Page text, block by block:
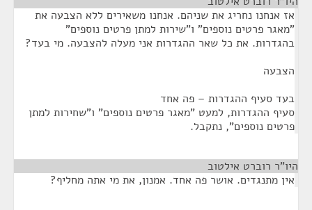
אז אנחנו נחריג את שניהם. אנחנו משאירים ללא הצבעה את
"מאגר פרטים נוספים" ו"שירות למתן פרטים נוספים"
בהגדרות. את כל שאר ההגדרות אני מעלה להצבעה. מי בעד?
הצבעה
בעד סעיף ההגדרות – פה אחד
סעיף ההגדרות, למעט "מאגר פרטים נוספים" ו"שחירות למתן
פרטים נוספים", נתקבל.
היו"ר רוברט אילטוב
אין מתנגדים. אושר פה אחד. אמנון, את מי אתה מחליף?